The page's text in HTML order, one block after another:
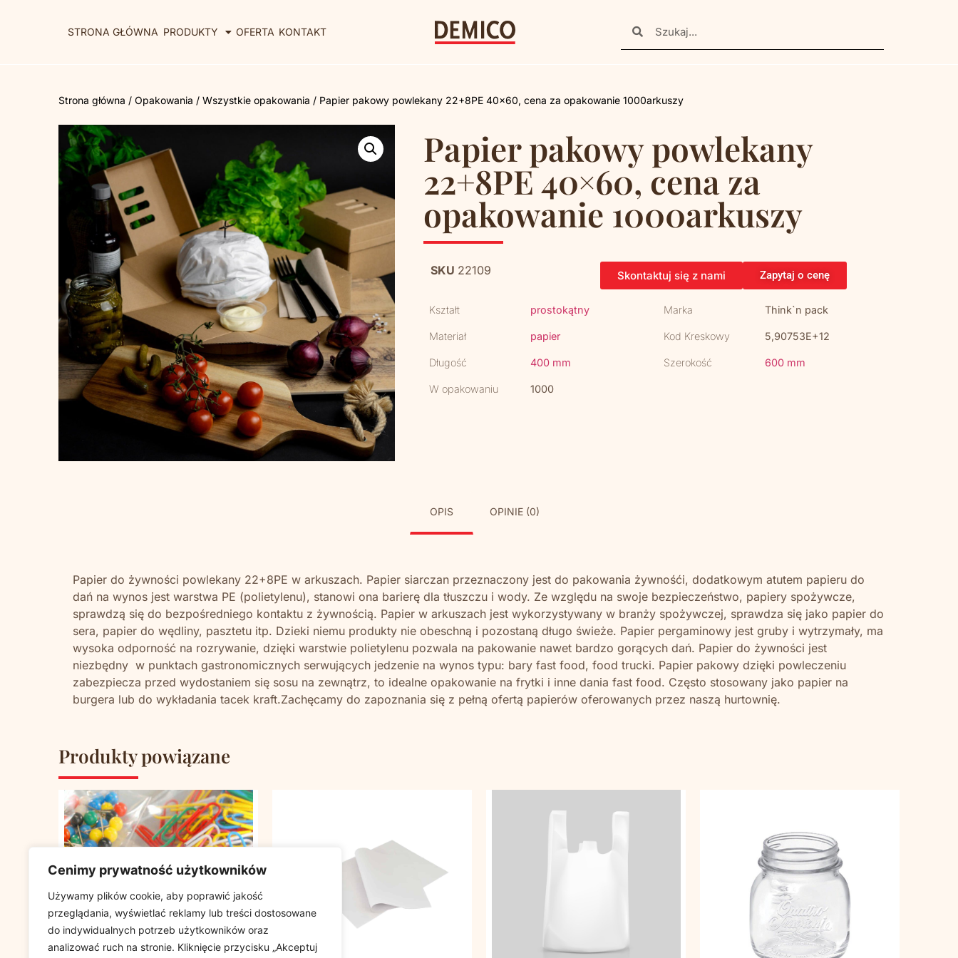
Cenimy prywatność użytkowników
Używamy plików cookie, aby poprawić jakość
przeglądania, wyświetlać reklamy lub treści dostosowane
do indywidualnych potrzeb użytkowników oraz
analizować ruch na stronie. Kliknięcie przycisku „Akceptuj
STRONA GŁÓWNA PRODUKTY OFERTA KONTAKT
Strona główna / Opakowania / Wszystkie opakowania / Papier pakowy powlekany 22+8PE 40×60, cena za opakowanie 1000arkuszy
Papier pakowy powlekany
22+8PE 40×60, cena za
opakowanie 1000arkuszy
SKU 22109 Skontaktuj się z nami Zapytaj o cenę
Kształt prostokątny Marka Think`n pack
Materiał papier Kod Kreskowy 5,90753E+12
Długość 400 mm Szerokość 600 mm
W opakowaniu 1000
OPIS OPINIE (0)
Papier do żywności powlekany 22+8PE w arkuszach. Papier siarczan przeznaczony jest do pakowania żywnośći, dodatkowym atutem papieru do
dań na wynos jest warstwa PE (polietylenu), stanowi ona barierę dla tłuszczu i wody. Ze względu na swoje bezpieczeństwo, papiery spożywcze,
sprawdzą się do bezpośredniego kontaktu z żywnością. Papier w arkuszach jest wykorzystywany w branży spożywczej, sprawdza się jako papier do
sera, papier do wędliny, pasztetu itp. Dzieki niemu produkty nie obeschną i pozostaną długo świeże. Papier pergaminowy jest gruby i wytrzymały, ma
wysoka odporność na rozrywanie, dzięki warstwie polietylenu pozwala na pakowanie nawet bardzo gorących dań. Papier do żywności jest
niezbędny w punktach gastronomicznych serwujących jedzenie na wynos typu: bary fast food, food trucki. Papier pakowy dzięki powleczeniu
zabezpiecza przed wydostaniem się sosu na zewnątrz, to idealne opakowanie na frytki i inne dania fast food. Często stosowany jako papier na
burgera lub do wykładania tacek kraft.Zachęcamy do zapoznania się z pełną ofertą papierów oferowanych przez naszą hurtownię.
Produkty powiązane